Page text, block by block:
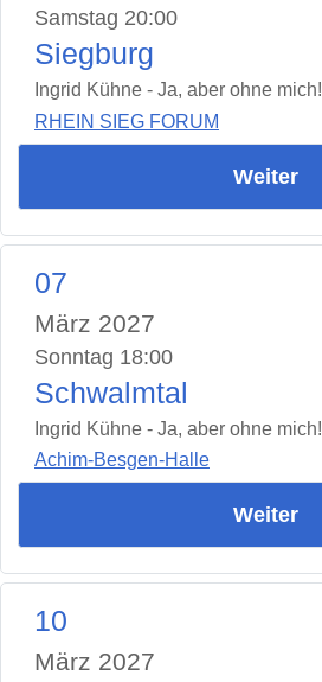
Samstag 20:00
Siegburg
Ingrid Kühne - Ja, aber ohne mich!
RHEIN SIEG FORUM
Weiter
07
März 2027
Sonntag 18:00
Schwalmtal
Ingrid Kühne - Ja, aber ohne mich!
Achim-Besgen-Halle
Weiter
10
März 2027